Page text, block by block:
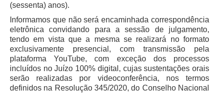
(sessenta) anos).
Informamos que não será encaminhada correspondência
eletrônica convidando para a sessão de julgamento,
tendo em vista que a mesma se realizará no formato
exclusivamente presencial, com transmissão pela
plataforma YouTube, com exceção dos processos
incluídos no Juízo 100% digital, cujas sustentações orais
serão realizadas por videoconferência, nos termos
definidos na Resolução 345/2020, do Conselho Nacional